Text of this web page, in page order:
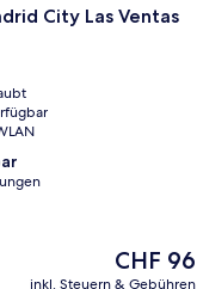
City Las Ventas
Der
Preis
CHF 96
inkl. Steuern & Gebühren